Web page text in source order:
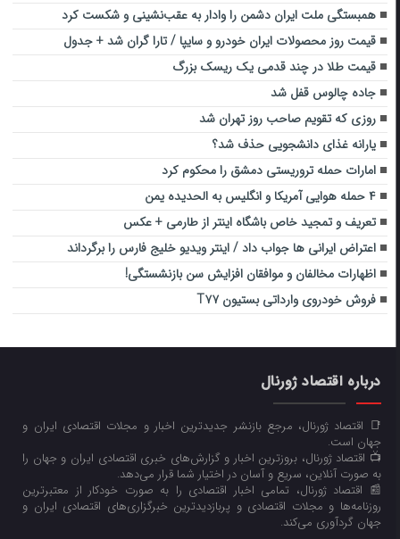
همبستگی ملت ایران دشمن را وادار به عقب‌نشینی و شکست کرد
قیمت روز محصولات ایران خودرو و سایپا / تارا گران شد + جدول
قیمت طلا در چند قدمی یک ریسک بزرگ
جاده چالوس قفل شد
روزی که تقویم صاحب روز تهران شد
یارانه غذای دانشجویی حذف شد؟
امارات حمله تروریستی دمشق را محکوم کرد
۴ حمله هوایی آمریکا و انگلیس به الحدیده یمن
تعریف و تمجید خاص باشگاه اینتر از طارمی + عکس
اعتراض ایرانی ها جواب داد / اینتر ویدیو خلیج فارس را برگرداند
اظهارات مخالفان و موافقان افزایش سن بازنشستگی!
فروش خودروی وارداتی بستیون T۷۷
درباره اقتصاد ژورنال
📑 اقتصاد ژورنال، مرجع بازنشر جدیدترین اخبار و مجلات اقتصادی ایران و
جهان است.
📺 اقتصاد ژورنال، بروزترین اخبار و گزارش‌های خبری اقتصادی ایران و جهان را
به صورت آنلاین، سریع و آسان در اختیار شما قرار می‌‌دهد.
📰 اقتصاد ژورنال، تمامی اخبار اقتصادی را به صورت خودکار از معتبرترین
روزنامه‌ها و مجلات اقتصادی و پربازدیدترین خبرگزاری‌های اقتصادی ایران و
جهان گردآوری می‌کند.